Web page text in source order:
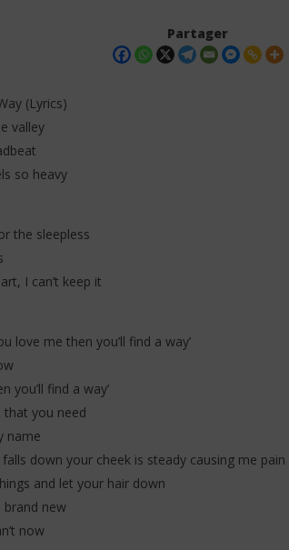
décembre
Partager
(Lyrics)
valley
so heavy
the sleepless
I can’t keep it
love me then you’ll find a way’
you’ll find a way’
that you need
name
falls down your cheek is steady causing me pain
and let your hair down
brand new
now